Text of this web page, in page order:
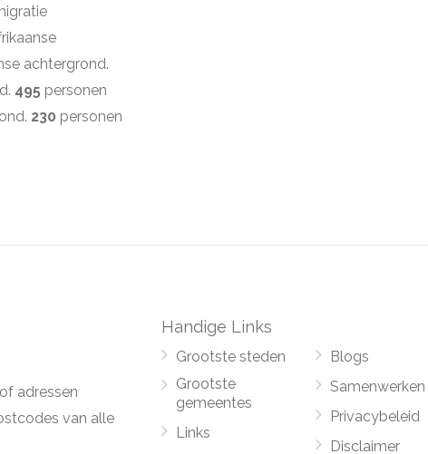
achtergrond.
495 personen
230 personen
adressen
van alle
Handige Links
Grootste steden
Grootste
gemeentes
Links
Blogs
Samenwerken
Privacybeleid
Disclaimer